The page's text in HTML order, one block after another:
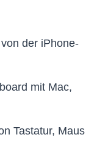
der iPhone-
mit Mac,
Tastatur, Maus